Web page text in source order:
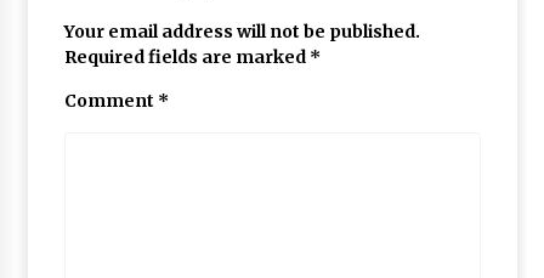
Your email address will not be published.
Required fields are marked *
Comment *